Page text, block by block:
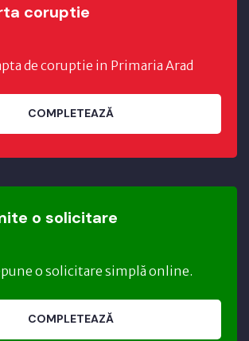
coruptie
de coruptie in Primaria Arad
COMPLETEAZĂ
o solicitare
o solicitare simplă online.
COMPLETEAZĂ